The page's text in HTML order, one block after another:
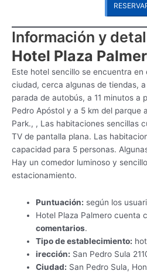
Información y
Hotel Plaza
Este hotel sencillo se encuentra en
ciudad, cerca algunas de tiendas,
parada de autobús, a 11 minutos a
Pedro Apóstol y a 5 km del parque
Park., , Las habitaciones sencillas
TV de pantalla plana. Las
capacidad para 5 personas.
Hay un comedor luminoso y
estacionamiento.
Puntuación: según los
Hotel Plaza Palmero cuenta
comentarios.
Tipo de establecimiento:
irección: San Pedro Sula
Ciudad: San Pedro Sula,